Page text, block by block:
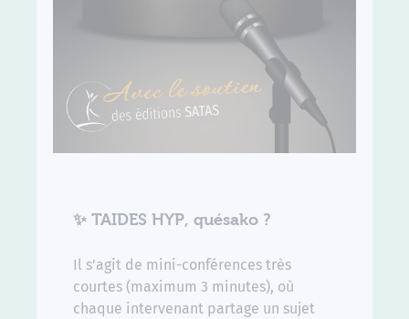
✨ TAIDES HYP, quésako ?
Il s’agit de mini-conférences très
courtes (maximum 3 minutes), où
chaque intervenant partage un sujet